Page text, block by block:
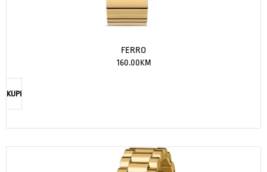
FERRO
160.00KM
KUPI